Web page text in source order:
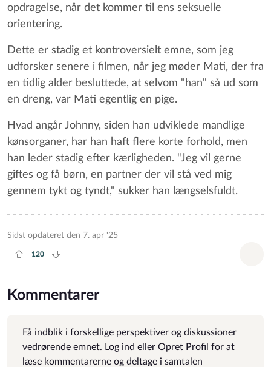
opdragelse, når det kommer til ens seksuelle
orientering.
Dette er stadig et kontroversielt emne, som jeg
udforsker senere i filmen, når jeg møder Mati, der fra
en tidlig alder besluttede, at selvom "han" så ud som
en dreng, var Mati egentlig en pige.
Hvad angår Johnny, siden han udviklede mandlige
kønsorganer, har han haft flere korte forhold, men
han leder stadig efter kærligheden. "Jeg vil gerne
giftes og få børn, en partner der vil stå ved mig
gennem tykt og tyndt," sukker han længselsfuldt.
Sidst opdateret den 7. apr '25
Plus rate
120
Minus rate
Kommentarer
Få indblik i forskellige perspektiver og diskussioner
vedrørende emnet. Log ind eller Opret Profil for at
læse kommentarerne og deltage i samtalen